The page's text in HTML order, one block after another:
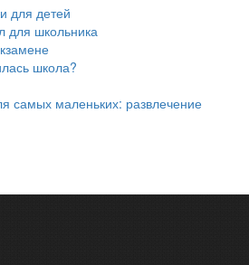
для детей
для школьника
школа?
самых маленьких: развлечение